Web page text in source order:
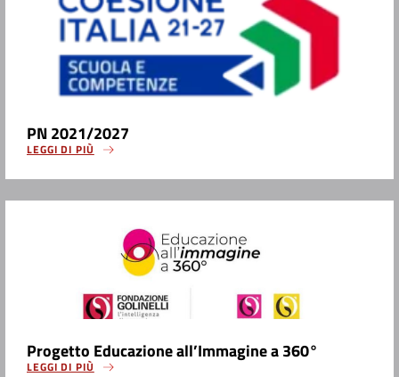
PN 2021/2027
LEGGI DI PIÙ
Progetto Educazione all’Immagine a 360°
LEGGI DI PIÙ